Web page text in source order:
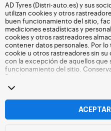
AD Tyres (Distri-auto.es) y sus
utilizan cookies y otros
buen funcionamiento del sitio,
mediciones estadísticas y
cookies y otros rastreadores
contener datos personales. Por
cookie u otros rastreadores sin
con la excepción de aquellos que
funcionamiento del sitio.
Puede retirar su consentimiento
a la
navegando sin aceptar el
La negativa no impide el acceso
visite la página